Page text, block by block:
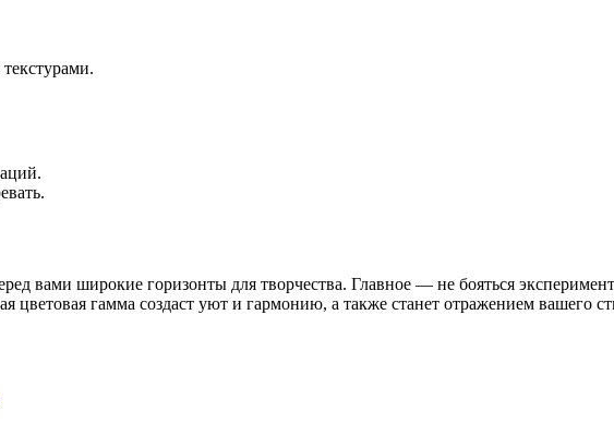
вами широкие горизонты для творчества. Главное — не бояться
цветовая гамма создаст уют и гармонию, а также станет отражением вашего